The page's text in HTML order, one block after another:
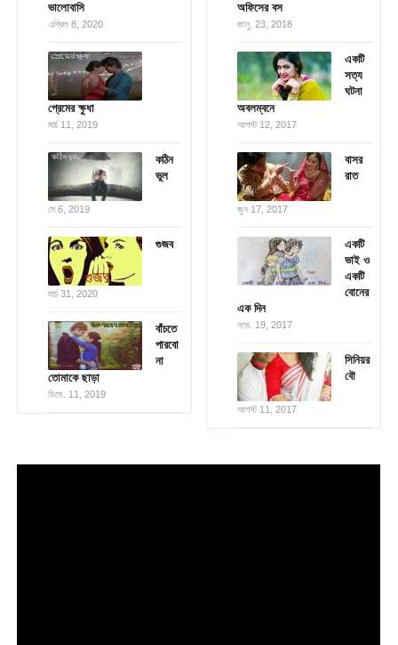
ভালোবাসি
এপ্রিল 8, 2020
প্রেমের ক্ষুধা
মার্চ 11, 2019
কঠিন
ভুল
মে 6, 2019
গুজব
মার্চ 31, 2020
বাঁচতে
পারবো
না
তোমাকে ছাড়া
ডিসে. 11, 2019
অফিসের বস
জানু. 23, 2018
একটি
সত্য
ঘটনা
অবলম্বনে
আগস্ট 12, 2017
বাসর
রাত
জুন 17, 2017
একটি
ভাই ও
একটি
বোনের
এক দিন
নভে. 19, 2017
সিনিয়র
বৌ
আগস্ট 11, 2017